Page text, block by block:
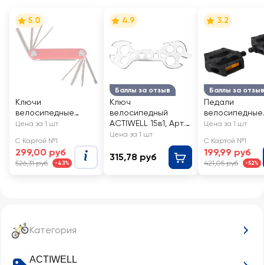
Категория
ACTIWELL
5.0
Ключи
велосипедные
ACTIWELL
ные, Арт. GV8816-
29, 8шт
Цена за 1 шт
С Картой №1
299,00 руб
526,31 руб -43%
Баллы за отзыв
4.9
Ключ
велосипедный
ACTIWELL 15в1, Арт.
BIK-20
Цена за 1 шт
315,78 руб
Баллы за отзыв
3.2
Педали
велосипедные
ACTIWELL,
Цена за 1 шт
С Картой №1
199,99 руб
421,05 руб -52%